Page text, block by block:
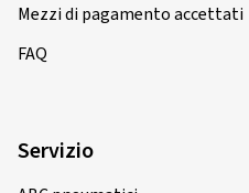
Mezzi di pagamento accettati
FAQ
Servizio